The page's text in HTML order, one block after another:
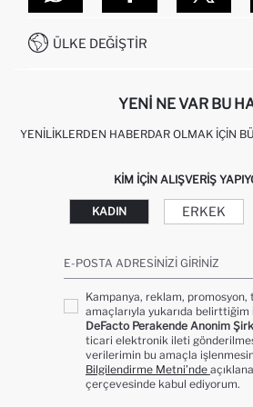
SITEMAP
İŞLEM REHBERI
KAMPANYALAR
0850 333 22 86
ÜLKE DEĞIŞTIR
YENI NE VAR BU
YENILIKLERDEN HABERDAR OLMAK İÇIN
KIM IÇIN ALIŞVERIŞ
KADIN ERKEK
E-POSTA ADRESINIZI GIRINIZ
Kampanya, reklam, promosyon,
amaçlarıyla yukarıda
DeFacto Perakende Anonim
ticari elektronik ileti
verilerimin bu amaçla
Bilgilendirme Metni’nde
çerçevesinde kabul ediyorum.